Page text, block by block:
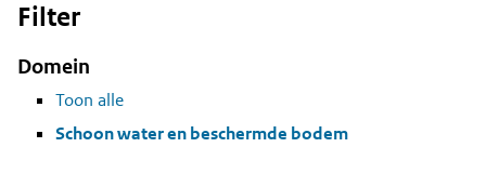
Filter
Domein
Toon alle
Schoon water en beschermde bodem